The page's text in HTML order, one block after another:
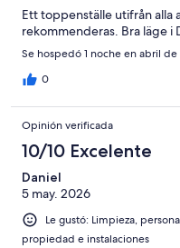
Ett toppenställe utifrån alla
rekommenderas. Bra läge i
Se hospedó 1 noche en abril
0
Opinión verificada
10/10 Excelente
Daniel
5 may. 2026
Le gustó: Limpieza,
propiedad e instalaciones